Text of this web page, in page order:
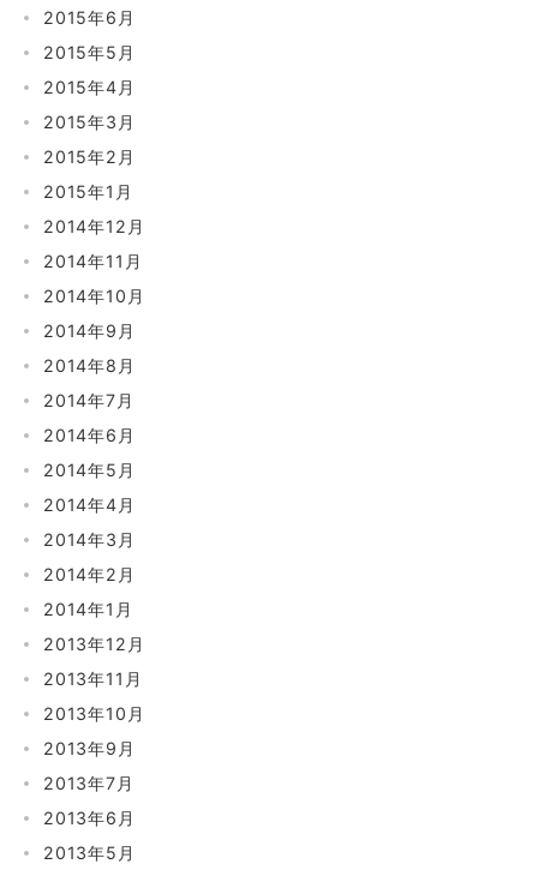
2015年6月
2015年5月
2015年4月
2015年3月
2015年2月
2015年1月
2014年12月
2014年11月
2014年10月
2014年9月
2014年8月
2014年7月
2014年6月
2014年5月
2014年4月
2014年3月
2014年2月
2014年1月
2013年12月
2013年11月
2013年10月
2013年9月
2013年7月
2013年6月
2013年5月